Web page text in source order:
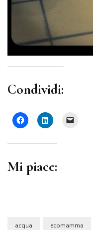
Condividi:
Mi piace:
acqua ecomamma